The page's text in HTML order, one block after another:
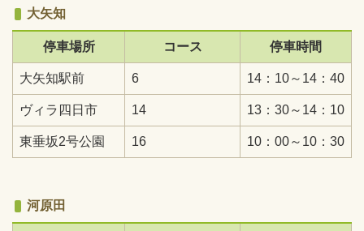
大矢知
停車場所 コース 停車時間
大矢知駅前 6 14：10～14：40
ヴィラ四日市 14 13：30～14：10
東垂坂2号公園 16 10：00～10：30
河原田